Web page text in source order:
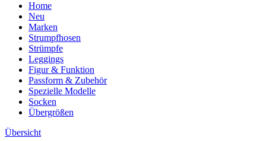
Home
Neu
Marken
Strumpfhosen
Strümpfe
Leggings
Figur & Funktion
Passform & Zubehör
Spezielle Modelle
Socken
Übergrößen
Übersicht